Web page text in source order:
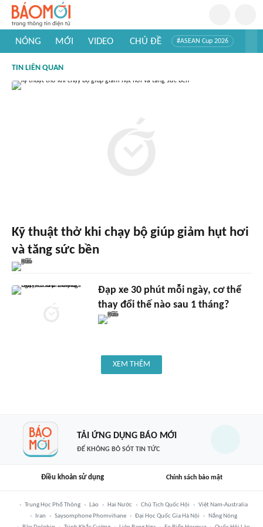
NÓNG MỚI VIDEO CHỦ ĐỀ #ASEAN Cup 2026
#Khám phá Việt Nam
TIN LIÊN QUAN
Kỹ thuật thở khi chạy bộ giúp giảm hụt hơi
và tăng sức bền
Đạp xe 30 phút mỗi ngày, cơ thể
thay đổi thế nào sau 1 tháng?
XEM THÊM
TẢI ỨNG DỤNG BÁO MỚI
ĐỂ KHÔNG BỎ SÓT TIN TỨC
Điều khoản sử dụng Chính sách bảo mật
Trung Học Phổ Thông Lào Hai Nước Chủ Tịch Quốc Hội
Việt Nam-Australia
Iran
Saysomphone Phomvihane Đại Học Quốc Gia Hà Nội
Nắng Nóng